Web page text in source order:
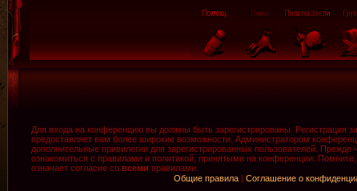
Для входа на конференцию вы должны быть зарегистрированы. Регистрация
предоставляет вам более широкие возможности. Администратором
дополнительные привилегии для зарегистрированных пользователей. Прежде
ознакомиться с правилами и политикой, принятыми на конференции.
означает согласие со всеми правилами.
Общие правила | Соглашение о